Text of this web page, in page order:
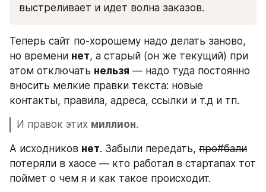
выстреливает и идет волна заказов.
Теперь сайт по-хорошему надо делать заново,
но времени нет, а старый (он же текущий) при
этом отключать нельзя — надо туда постоянно
вносить мелкие правки текста: новые
контакты, правила, адреса, ссылки и т.д и тп.
И правок этих миллион.
А исходников нет. Забыли передать, про#бали
потеряли в хаосе — кто работал в стартапах тот
поймет о чем я и как такое происходит.